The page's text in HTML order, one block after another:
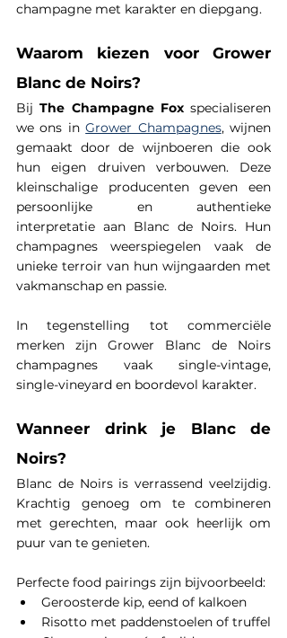
champagne met karakter en diepgang.
Waarom kiezen voor Grower
Blanc de Noirs?
Bij The Champagne Fox specialiseren
we ons in Grower Champagnes, wijnen
gemaakt door de wijnboeren die ook
hun eigen druiven verbouwen. Deze
kleinschalige producenten geven een
persoonlijke en authentieke
interpretatie aan Blanc de Noirs. Hun
champagnes weerspiegelen vaak de
unieke terroir van hun wijngaarden met
vakmanschap en passie.
In tegenstelling tot commerciële
merken zijn Grower Blanc de Noirs
champagnes vaak single-vintage,
single-vineyard en boordevol karakter.
Wanneer drink je Blanc de
Noirs?
Blanc de Noirs is verrassend veelzijdig.
Krachtig genoeg om te combineren
met gerechten, maar ook heerlijk om
puur van te genieten.
Perfecte food pairings zijn bijvoorbeeld:
Geroosterde kip, eend of kalkoen
Risotto met paddenstoelen of truffel